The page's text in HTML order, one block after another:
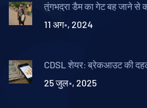
तुंगभद्रा डैम का गेट बह जाने से
11 अग॰, 2024
CDSL शेयर: ब्रेकआउट की
25 जुल॰, 2025